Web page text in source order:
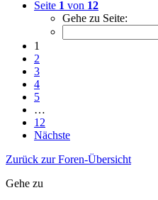
Seite 1 von 12
Gehe zu Seite:
1
2
3
4
5
…
12
Nächste
Zurück zur Foren-Übersicht
Gehe zu